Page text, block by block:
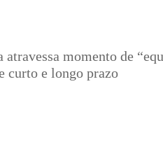
atravessa momento de
curto e longo prazo